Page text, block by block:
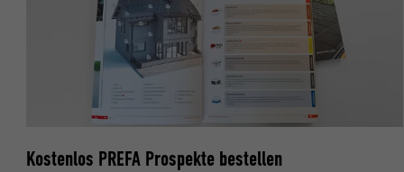
Kostenlos PREFA Prospekte bestellen
Anbieter
Anbieter
Laufzeit